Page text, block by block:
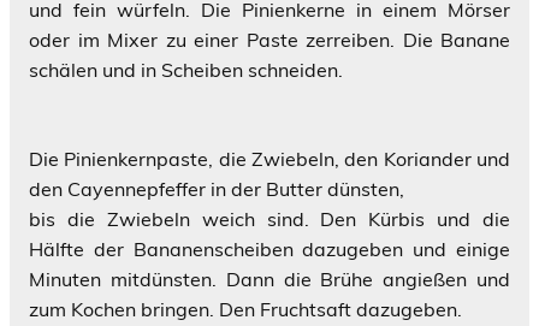
und fein würfeln. Die Pinienkerne in einem Mörser
oder im Mixer zu einer Paste zerreiben. Die Banane
schälen und in Scheiben schneiden.
Die Pinienkernpaste, die Zwiebeln, den Koriander und
den Cayennepfeffer in der Butter dünsten,
bis die Zwiebeln weich sind. Den Kürbis und die
Hälfte der Bananenscheiben dazugeben und einige
Minuten mitdünsten. Dann die Brühe angießen und
zum Kochen bringen. Den Fruchtsaft dazugeben.